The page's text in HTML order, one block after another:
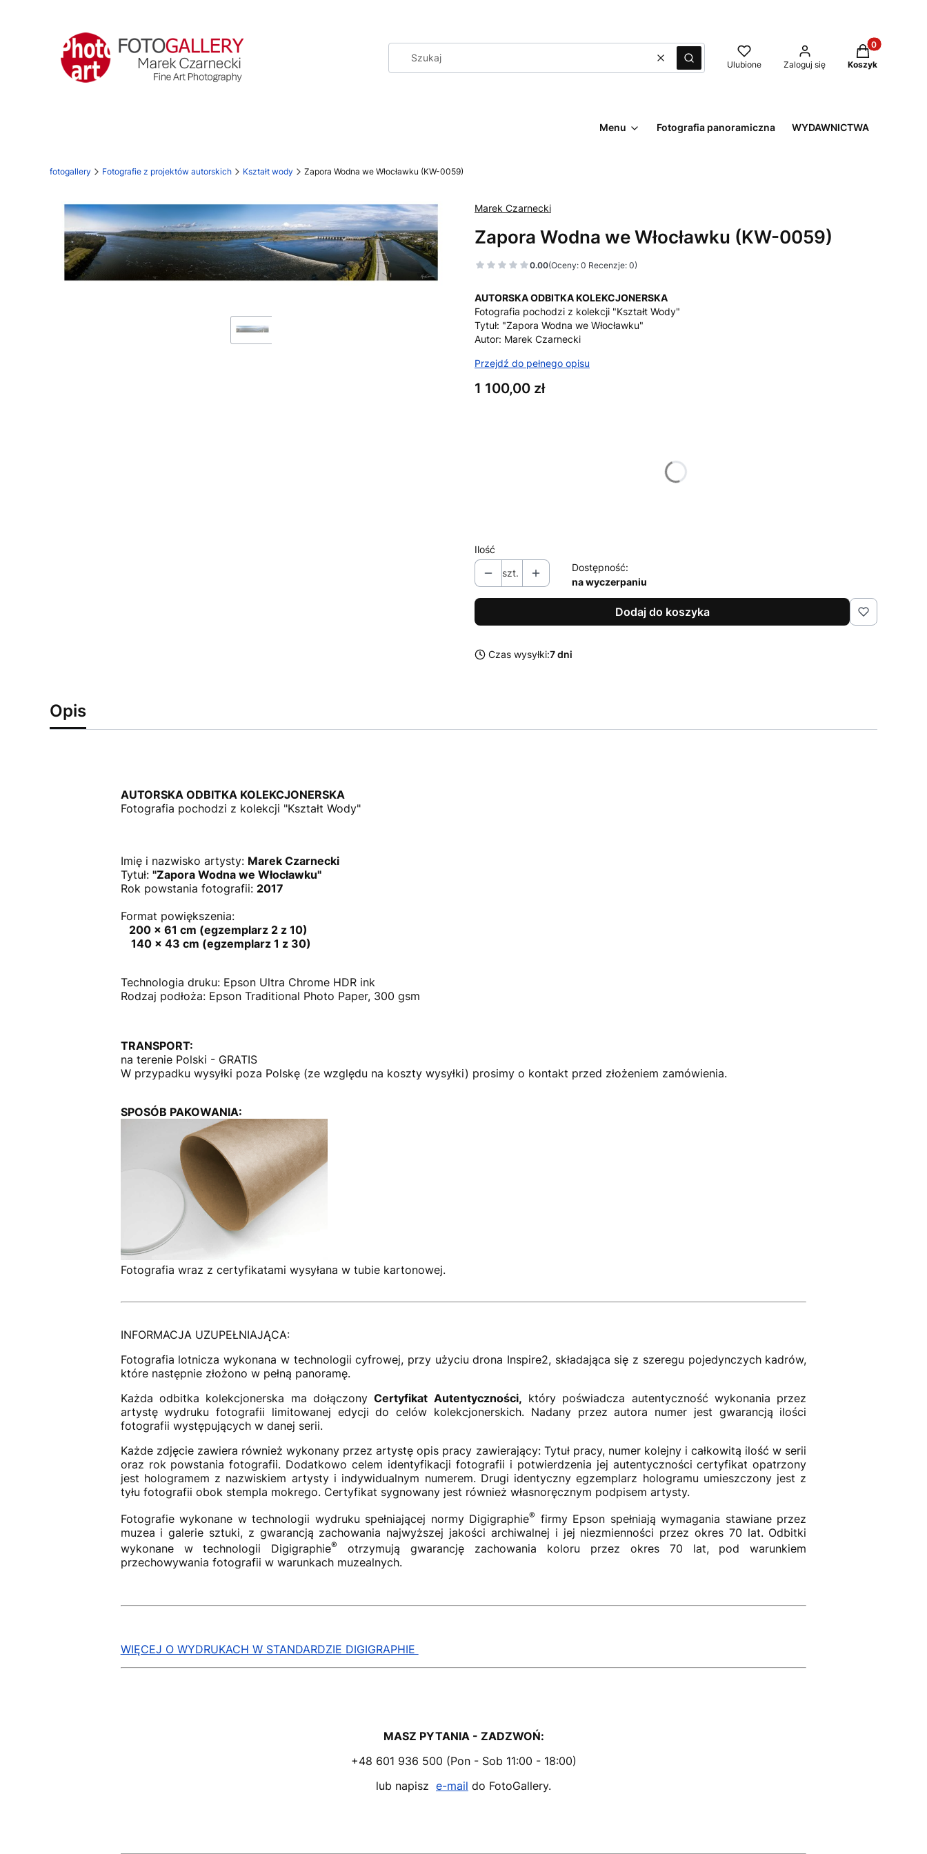
WyczyśćSzukaj Ulubione Zaloguj się
Produkty w
Koszyk
Menu Fotografia panoramiczna WYDAWNICTWA
fotogallery Fotografie z projektów autorskich Kształt wody Zapora Wodna we Włocławku (KW-0059)
Marek Czarnecki
Zapora Wodna we Włocławku (KW-0059)
0.00(Oceny: 0 Recenzje: 0)
AUTORSKA ODBITKA KOLEKCJONERSKA
Fotografia pochodzi z kolekcji "Kształt Wody"
Tytuł: "Zapora Wodna we Włocławku"
Autor: Marek Czarnecki
Przejdź do pełnego opisu
Cena
1 100,00 zł
Format fotografii (łącznie z marginesem ochronnym)
Ilość
szt.
Dostępność:
na wyczerpaniu
Dodaj do koszyka
Czas wysyłki:7 dni
Opis
AUTORSKA ODBITKA KOLEKCJONERSKA
Fotografia pochodzi z kolekcji "Kształt Wody"
Imię i nazwisko artysty: Marek Czarnecki
Tytuł: "Zapora Wodna we Włocławku"
Rok powstania fotografii: 2017
Format powiększenia:
200 × 61 cm (egzemplarz 2 z 10)
140 × 43 cm (egzemplarz 1 z 30)
Technologia druku: Epson Ultra Chrome HDR ink
Rodzaj podłoża: Epson Traditional Photo Paper, 300 gsm
TRANSPORT:
na terenie Polski - GRATIS
W przypadku wysyłki poza Polskę (ze względu na koszty wysyłki) prosimy o kontakt przed złożeniem zamówienia.
SPOSÓB PAKOWANIA:
Fotografia wraz z certyfikatami wysyłana w tubie kartonowej.
INFORMACJA UZUPEŁNIAJĄCA:
Fotografia lotnicza wykonana w technologii cyfrowej, przy użyciu drona Inspire2, składająca się z szeregu pojedynczych kadrów,
które następnie złożono w pełną panoramę.
Każda odbitka kolekcjonerska ma dołączonyCertyfikat Autentyczności, który poświadcza autentyczność wykonania przez
artystę wydruku fotografii limitowanej edycji do celów kolekcjonerskich. Nadany przez autora numer jest gwarancją ilości
fotografii występujących w danej serii.
Każde zdjęcie zawiera również wykonany przez artystę opis pracy zawierający: Tytuł pracy, numer kolejny i całkowitą ilość w serii
oraz rok powstania fotografii. Dodatkowo celem identyfikacji fotografii i potwierdzenia jej autentyczności certyfikat opatrzony
jest hologramem z nazwiskiem artysty i indywidualnym numerem. Drugi identyczny egzemplarz hologramu umieszczony jest z
tyłu fotografii obok stempla mokrego. Certyfikat sygnowany jest również własnoręcznym podpisem artysty.
Fotografie wykonane w technologii wydruku spełniającej normy Digigraphie® firmy Epson spełniają wymagania stawiane przez
muzea i galerie sztuki, z gwarancją zachowania najwyższej jakości archiwalnej i jej niezmienności przez okres 70 lat. Odbitki
wykonane w technologii Digigraphie®
otrzymują gwarancję zachowania koloru przez okres 70 lat, pod warunkiem
przechowywania fotografii w warunkach muzealnych.
WIĘCEJ O WYDRUKACH W STANDARDZIE DIGIGRAPHIE
MASZ PYTANIA - ZADZWOŃ:
+48 601 936 500 (Pon - Sob 11:00 - 18:00)
lub napisz e-mail do FotoGallery.